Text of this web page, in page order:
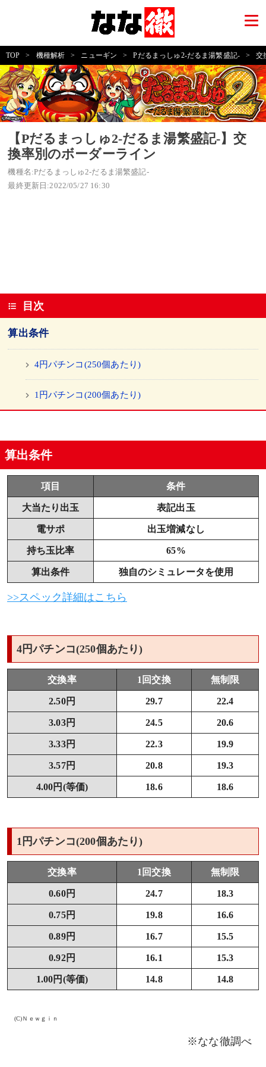
TOP > 機種解析 > ニューギン > Pだるまっしゅ2-だるま湯繁盛記- > 交
【Pだるまっしゅ2-だるま湯繁盛記-】交
換率別のボーダーライン
機種名:Pだるまっしゅ2-だるま湯繁盛記-
最終更新日:2022/05/27 16:30
目次
算出条件
4円パチンコ(250個あたり)
1円パチンコ(200個あたり)
算出条件
項目 条件
大当たり出玉 表記出玉
電サポ 出玉増減なし
持ち玉比率 65%
算出条件 独自のシミュレータを使用
>>スペック詳細はこちら
4円パチンコ(250個あたり)
交換率 1回交換 無制限
2.50円 29.7 22.4
3.03円 24.5 20.6
3.33円 22.3 19.9
3.57円 20.8 19.3
4.00円(等価) 18.6 18.6
1円パチンコ(200個あたり)
交換率 1回交換 無制限
0.60円 24.7 18.3
0.75円 19.8 16.6
0.89円 16.7 15.5
0.92円 16.1 15.3
1.00円(等価) 14.8 14.8
(C)Ｎｅｗｇｉｎ
※なな徹調べ